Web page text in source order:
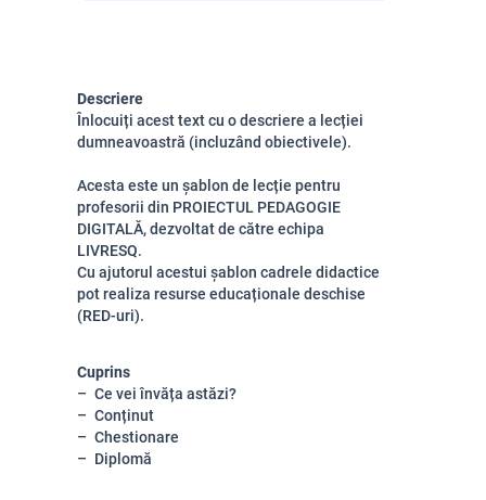
Descriere
Înlocuiți acest text cu o descriere a lecției
dumneavoastră (incluzând obiectivele).
Acesta este un șablon de lecție pentru
profesorii din PROIECTUL PEDAGOGIE
DIGITALĂ, dezvoltat de către echipa
LIVRESQ.
Cu ajutorul acestui șablon cadrele didactice
pot realiza resurse educaționale deschise
(RED-uri).
Cuprins
Ce vei învăța astăzi?
Conținut
Chestionare
Diplomă